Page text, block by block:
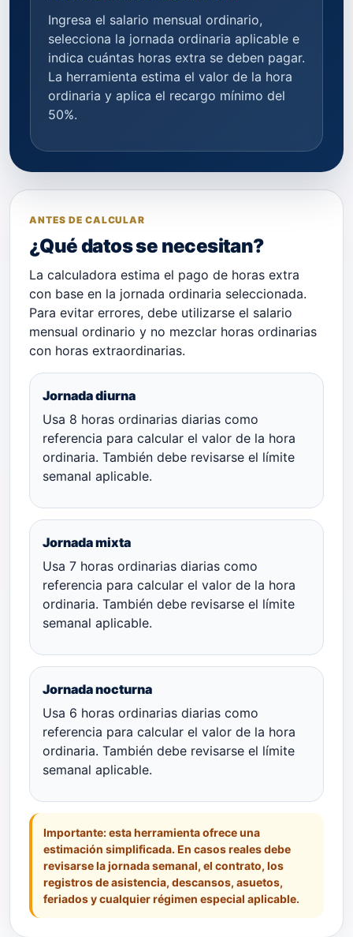
Ingresa el salario mensual ordinario,
selecciona la jornada ordinaria aplicable e
indica cuántas horas extra se deben pagar.
La herramienta estima el valor de la hora
ordinaria y aplica el recargo mínimo del
50%.
ANTES DE CALCULAR
¿Qué datos se necesitan?
La calculadora estima el pago de horas extra
con base en la jornada ordinaria seleccionada.
Para evitar errores, debe utilizarse el salario
mensual ordinario y no mezclar horas ordinarias
con horas extraordinarias.
Jornada diurna
Usa 8 horas ordinarias diarias como
referencia para calcular el valor de la hora
ordinaria. También debe revisarse el límite
semanal aplicable.
Jornada mixta
Usa 7 horas ordinarias diarias como
referencia para calcular el valor de la hora
ordinaria. También debe revisarse el límite
semanal aplicable.
Jornada nocturna
Usa 6 horas ordinarias diarias como
referencia para calcular el valor de la hora
ordinaria. También debe revisarse el límite
semanal aplicable.
Importante:esta herramienta ofrece una
estimación simplificada. En casos reales debe
revisarse la jornada semanal, el contrato, los
registros de asistencia, descansos, asuetos,
feriados y cualquier régimen especial aplicable.